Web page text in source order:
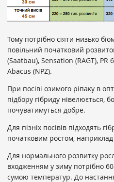
Тому потрібно сіяти низько
повільний початковий
(Saatbau), Sensation (RAGT), PR
Abacus (NPZ).
При посіві озимого ріпаку в
підбору гібриду нівелюється,
почуватимуться добре.
Для пізніх посівів підходять
початковим ростом, наприклад
Для нормального розвитку
входженням у зиму потрібно
сумою температур. До